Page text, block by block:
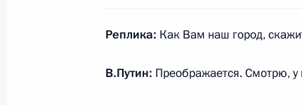
Встреча с победителями
1 сентября 2018 года, 18:15 Сочи
Реплика: Как Вам наш город,
В.Путин: Преображается. Смотрю, у